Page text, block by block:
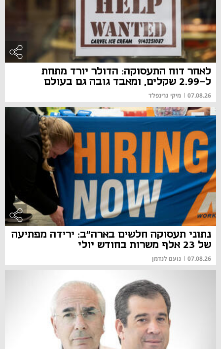
לאחר דוח התעסוקה: הדולר יורד מתחת
ל-2.99 שקלים, ומאבד גובה גם בעולם
07.08.26
| מיקי גרינפלד
נתוני תעסוקה חלשים בארה"ב: ירידה מפתיעה
של 23 אלף משרות בחודש יולי
07.08.26
| נועם לנדמן